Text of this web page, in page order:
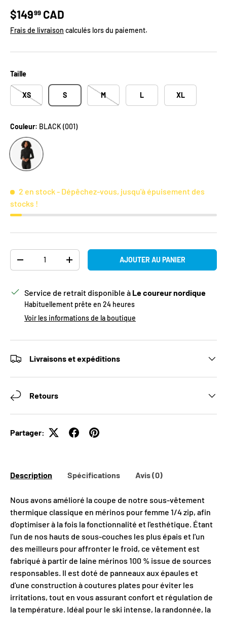
Prix habituel
$14999 CAD
Frais de livraison calculés lors du paiement.
Taille
XS S M L XL
Couleur: BLACK (001)
BLACK (001)
2 en stock- Dépêchez-vous, jusqu'à épuisement des
stocks !
DIMINUER LA QUANTITÉAUGMENTER LA QUANTITÉAJOUTER AU PANIER
Service de retrait disponible à Le coureur nordique
Habituellement prête en 24 heures
Voir les informations de la boutique
Livraisons et expéditions
Retours
Partager:
Description Spécifications Avis (0)
Nous avons amélioré la coupe de notre sous-vêtement
thermique classique en mérinos pour femme 1/4 zip, afin
d'optimiser à la fois la fonctionnalité et l'esthétique. Étant
l'un de nos hauts de sous-couches les plus épais et l'un
des meilleurs pour affronter le froid, ce vêtement est
fabriqué à partir de laine mérinos 100 % issue de sources
responsables. Il est doté de panneaux aux épaules et
d'une construction à coutures plates pour éviter les
irritations, tout en vous assurant confort et régulation de
la température. Idéal pour le ski intense, la randonnée, la